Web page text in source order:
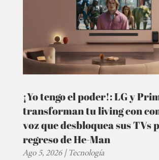
¡Yo tengo el poder!: LG y
transforman tu living con
voz que desbloquea sus TVs
regreso de He-Man
Ago 5, 2026|Tecnología